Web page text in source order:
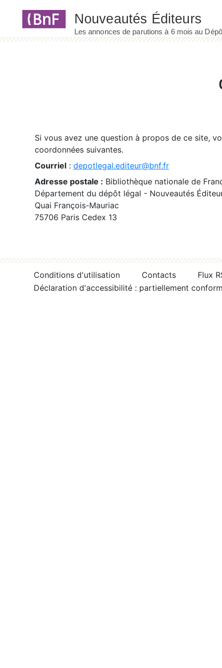
Si vous avez une question à propos de ce site,
coordonnées suivantes.
Courriel : depotlegal.editeur@bnf.fr
Adresse postale : Bibliothèque nationale de
Département du dépôt légal - Nouveautés
Quai François-Mauriac
75706 Paris Cedex 13
Conditions d'utilisation Contacts
Flux
Déclaration d'accessibilité : partiellement